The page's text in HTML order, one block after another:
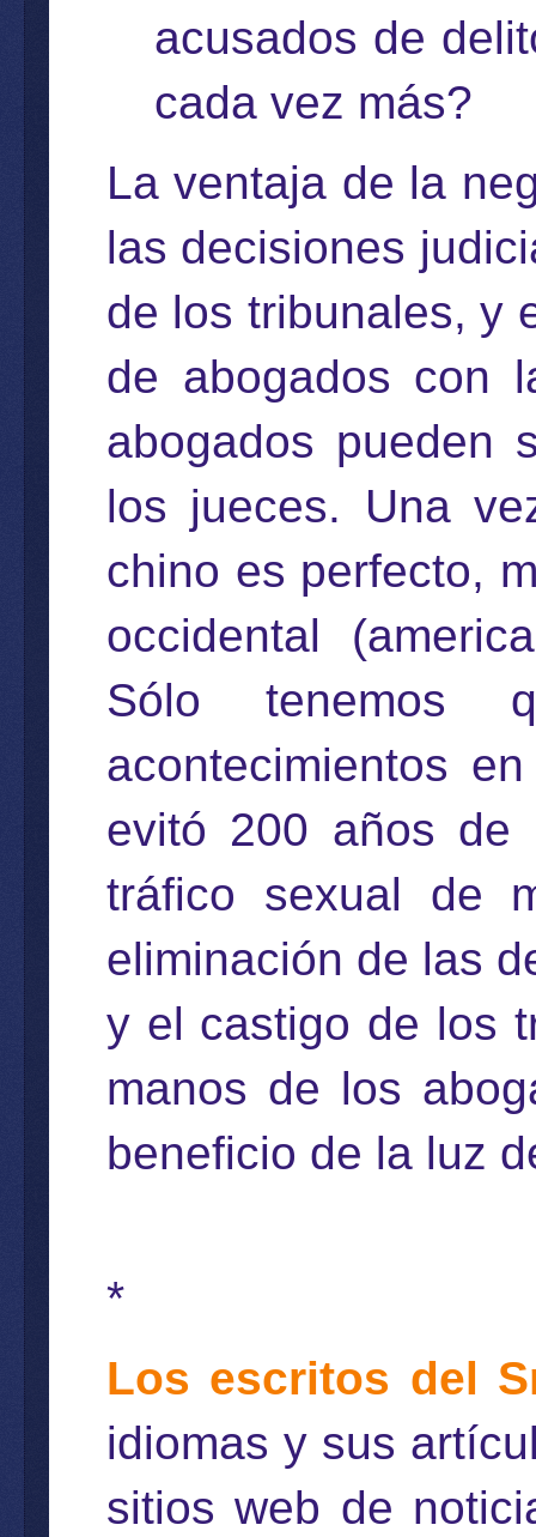
acusados de
cada vez más?
La ventaja de la
las decisiones
de los tribunales, y
de abogados con
abogados pueden
los jueces. Una
chino es perfecto,
occidental
Sólo tenemos
acontecimientos
evitó 200 años de
tráfico sexual de
eliminación de las
y el castigo de los
manos de los
beneficio de la luz
*
Los escritos del
idiomas y sus
sitios web de